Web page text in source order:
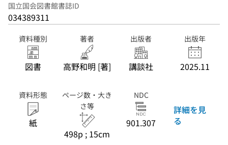
国立国会図書館書誌ID
034389311
資料種別
図書
著者
高野和明 [著]
出版者
講談社
出版年
2025.11
資料形態
紙
ページ数・大き
さ等
498p ; 15cm
NDC
901.307
詳細を見
る